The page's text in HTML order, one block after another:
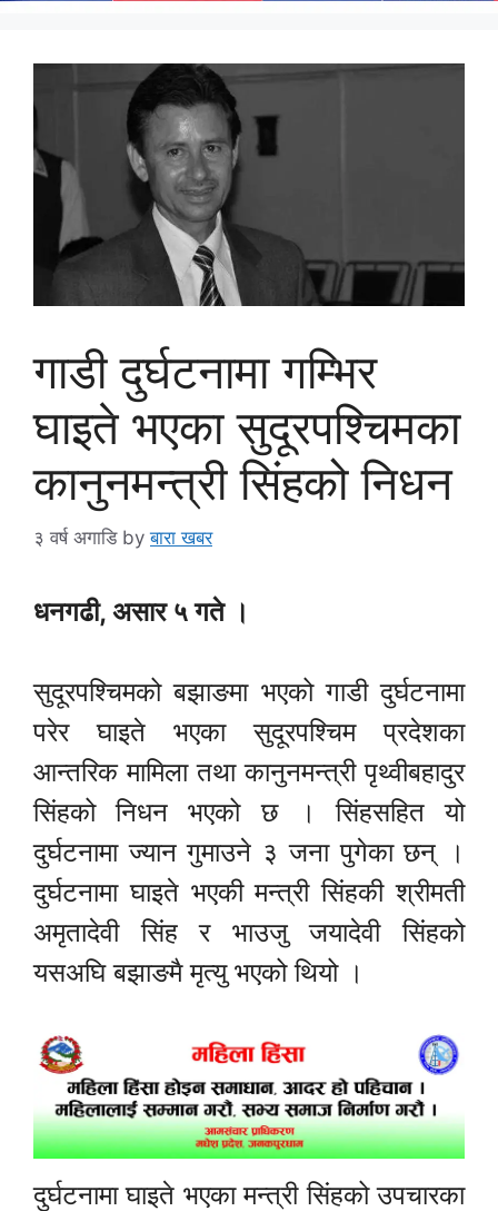
गाडी दुर्घटनामा गम्भिर
घाइते भएका सुदूरपश्चिमका
कानुनमन्त्री सिंहको निधन
३ वर्ष अगाडि byबारा खबर
धनगढी, असार ५ गते ।
सुदूरपश्चिमको बझाङमा भएको गाडी दुर्घटनामा
परेर घाइते भएका सुदूरपश्चिम प्रदेशका
आन्तरिक मामिला तथा कानुनमन्त्री पृथ्वीबहादुर
सिंहको निधन भएको छ । सिंहसहित यो
दुर्घटनामा ज्यान गुमाउने ३ जना पुगेका छन् ।
दुर्घटनामा घाइते भएकी मन्त्री सिंहकी श्रीमती
अमृतादेवी सिंह र भाउजु जयादेवी सिंहको
यसअघि बझाङमै मृत्यु भएको थियो ।
दुर्घटनामा घाइते भएका मन्त्री सिंहको उपचारका